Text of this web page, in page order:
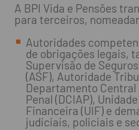
A BPI Vida e Pensões
para terceiros,
Autoridades
de obrigações legais,
Supervisão de
(ASF), Autoridade
Departamento
Penal (DCIAP),
Financeira (UIF) e
judiciais, policiais e